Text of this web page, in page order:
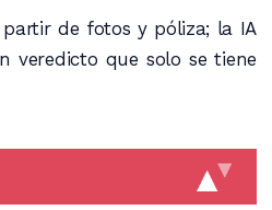
de fotos y póliza; la IA
veredicto que solo se tiene